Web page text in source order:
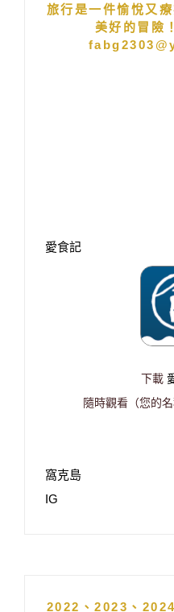
旅行是一件愉悅又
美好的冒險
愛食記
下載
隨時觀看（您的
窩克島
IG
2022、2023、